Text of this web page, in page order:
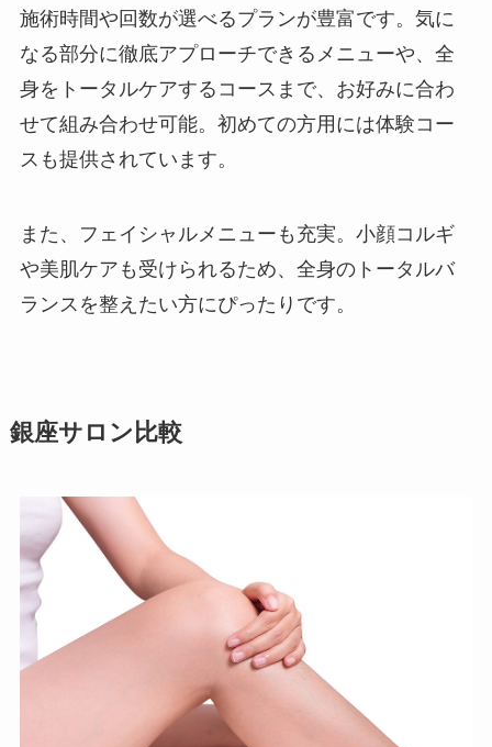
施術時間や回数が選べるプランが豊富です。気に
なる部分に徹底アプローチできるメニューや、全
身をトータルケアするコースまで、お好みに合わ
せて組み合わせ可能。初めての方用には体験コー
スも提供されています。
また、フェイシャルメニューも充実。小顔コルギ
や美肌ケアも受けられるため、全身のトータルバ
ランスを整えたい方にぴったりです。
銀座サロン比較